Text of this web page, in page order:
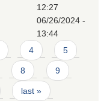
12:27
06/26/2024 -
13:44
4 5
8 9
last »